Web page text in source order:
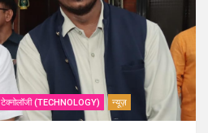
टेक्नोलॉजी (TECHNOLOGY) न्यूज़